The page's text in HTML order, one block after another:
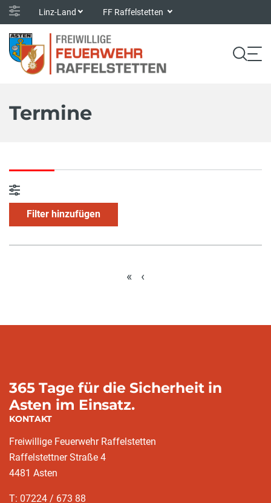
Linz-Land FF Raffelstetten
Termine
Filter hinzufügen
« ‹
365 Tage für die Sicherheit in
Asten im Einsatz.
KONTAKT
Freiwillige Feuerwehr Raffelstetten
Raffelstettner Straße 4
4481 Asten
T: 07224 / 673 88